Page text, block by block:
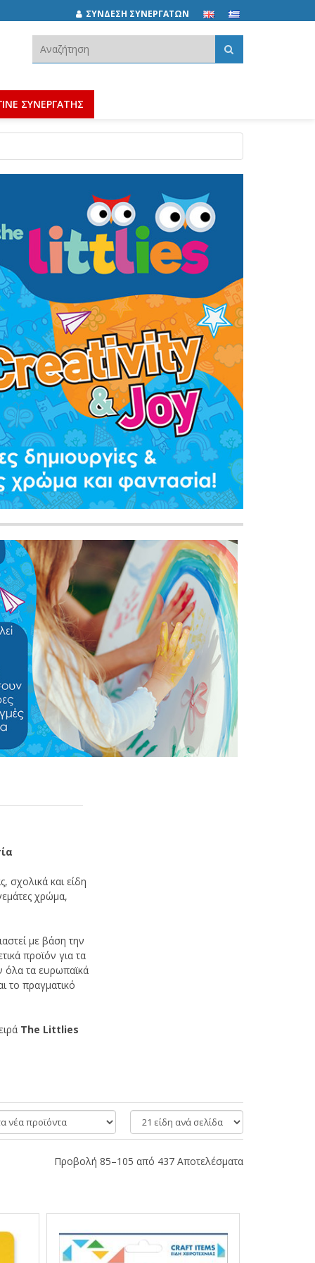
ΣΥΝΔΕΣΗ ΣΥΝΕΡΓΑΤΩΝ
ΣΥΝΕΡΓΑΤΗΣ
Αναζήτηση:
σχολικά και είδη
χρώμα,
με βάση την
προϊόν για τα
όλα τα ευρωπαϊκά
το πραγματικό
The Littlies
είδη
ανά
Προβολή 85–105 από 437 Αποτελέσματα